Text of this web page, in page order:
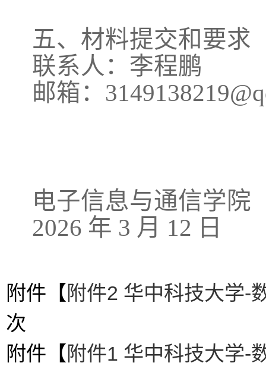
五、材料提交和要求
联系人：李程鹏
邮箱：
电子信息与通信学院
2026 年 3 月 12 日
附件【 附件2 华中科技大学-
次
附件【 附件1 华中科技大学-